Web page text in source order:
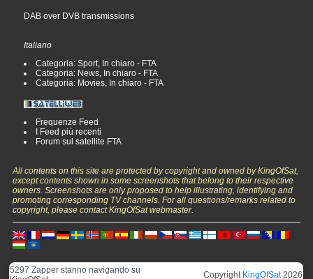
DAB over DVB transmissions
Italiano
Categoria: Sport, In chiaro - FTA
Categoria: News, In chiaro - FTA
Categoria: Movies, In chiaro - FTA
Frequenze Feed
I Feed più recenti
Forum sul satellite FTA
All contents on this site are protected by copyright and owned by KingOfSat,
except contents shown in some screenshots that belong to their respective
owners. Screenshots are only proposed to help illustrating, identifying and
promoting corresponding TV channels. For all questions/remarks related to
copyright, please contact KingOfSat webmaster.
5297 Zapper stanno navigando su
Copyright KingOfSat2026